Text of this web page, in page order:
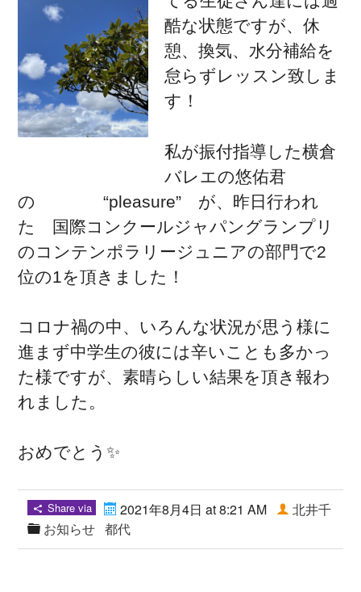
酷な状態ですが、休
憩、換気、水分補給を
怠らずレッスン致しま
す！
私が振付指導した横倉
バレエの悠佑君
の “pleasure” が、昨日行われ
た 国際コンクールジャパングランプリ
のコンテンポラリージュニアの部門で2
位の1を頂きました！
コロナ禍の中、いろんな状況が思う様に
進まず中学生の彼には辛いことも多かっ
た様ですが、素晴らしい結果を頂き報わ
れました。
おめでとう✨
Share via
2021年8月4日 at 8:21 AM
お知らせ
北井千
都代